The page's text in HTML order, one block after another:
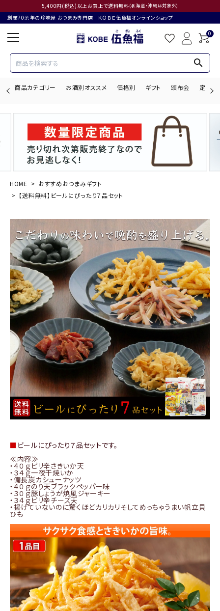
5,400円(税込)以上お買上で送料無料(北海道・沖縄は対象外)
創業70余年の珍味屋 おつまみ専門店│ＫＯＢＥ伍魚福オンラインショップ
0
search
商品カテゴリー お酒別オススメ 価格別 ギフト 頒布会 定期購
search
ACCOUNT MENU
商品カテゴリー
お酒別オススメ
価格別
お問い合わせ
ご利用ガイド
直営店
HOME
おすすめおつまみギフト
【送料無料】ビールにぴったり７品セット
■ ビールにぴったり７品セットです。
≪内容≫
・４０ｇピリ辛さきいか天
・３４ｇ一夜干焼いか
・備長炭カシューナッツ
・４０ｇのり天ブラックペッパー味
・３０ｇ豚しょうが焼風ジャーキー
・３４ｇピリ辛チーズ天
・揚げていないのに驚くほどカリカリそしてめっちゃうまい帆立貝
ひも